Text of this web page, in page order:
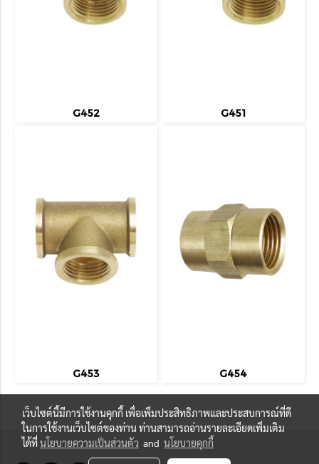
G452 G451
G453 G454
เว็บไซต์นี้มีการใช้งานคุกกี้ เพื่อเพิ่มประสิทธิภาพและประสบการณ์ที่ดี
ในการใช้งานเว็บไซต์ของท่าน ท่านสามารถอ่านรายละเอียดเพิ่มเติม
ได้ที่นโยบายความเป็นส่วนตัว and นโยบายคุกกี้